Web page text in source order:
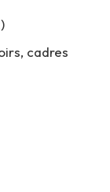
cadres